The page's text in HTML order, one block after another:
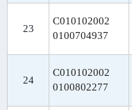
23
C010102002
0100704937
24
C010102002
0100802277